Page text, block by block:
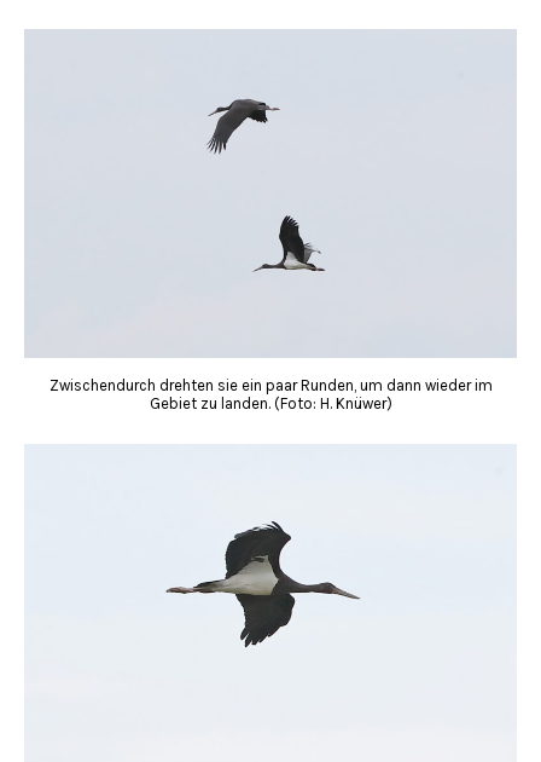
Zwischendurch drehten sie ein paar Runden, um dann wieder im
Gebiet zu landen. (Foto: H. Knüwer)